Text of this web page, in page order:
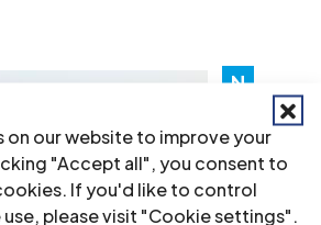
on our website to improve your
"Accept all", you consent to
If you'd like to control
please visit "Cookie settings".
N
al:
Go